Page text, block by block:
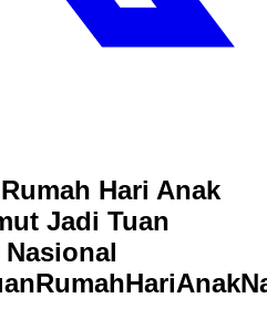
Hari Anak
Jadi Tuan
anRumahHariAnakN